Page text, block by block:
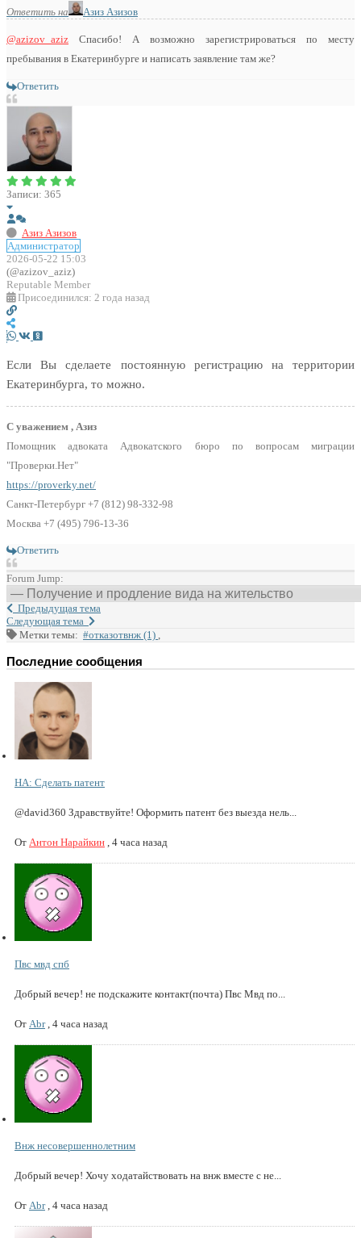
Ответить на Азиз Азизов
@azizov_aziz
Спасибо! А возможно зарегистрироваться по месту
пребывания в Екатеринбурге и написать заявление там же?
Ответить
Записи: 365
Азиз Азизов
Администратор
2026-05-22 15:03
(@azizov_aziz)
Reputable Member
Присоединился: 2 года назад
Если Вы сделаете постоянную регистрацию на территории
Екатеринбурга, то можно.
С уважением , Азиз
Помощник адвоката Адвокатского бюро по вопросам миграции
"Проверки.Нет"
https://proverky.net/
Санкт-Петербург +7 (812) 98-332-98
Москва +7 (495) 796-13-36
Ответить
Forum Jump:
Предыдущая тема
Следующая тема
Метки темы: #отказотвнж (1) ,
Последние сообщения
НА: Сделать патент
@david360 Здравствуйте! Оформить патент без выезда нель...
От Антон Нарайкин , 4 часа назад
Пвс мвд спб
Добрый вечер! не подскажите контакт(почта) Пвс Мвд по...
От Abr, 4 часа назад
Внж несовершеннолетним
Добрый вечер! Хочу ходатайствовать на внж вместе с не...
От Abr, 4 часа назад